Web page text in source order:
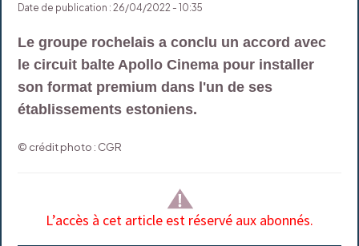
Date de publication : 26/04/2022 - 10:35
Le groupe rochelais a conclu un accord avec
le circuit balte Apollo Cinema pour installer
son format premium dans l'un de ses
établissements estoniens.
© crédit photo : CGR
L’accès à cet article est réservé aux abonnés.